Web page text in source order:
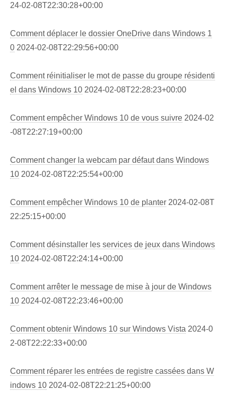
24-02-08T22:30:28+00:00
Comment déplacer le dossier OneDrive dans Windows 1
0 2024-02-08T22:29:56+00:00
Comment réinitialiser le mot de passe du groupe résidenti
el dans Windows 10 2024-02-08T22:28:23+00:00
Comment empêcher Windows 10 de vous suivre 2024-02
-08T22:27:19+00:00
Comment changer la webcam par défaut dans Windows
10 2024-02-08T22:25:54+00:00
Comment empêcher Windows 10 de planter 2024-02-08T
22:25:15+00:00
Comment désinstaller les services de jeux dans Windows
10 2024-02-08T22:24:14+00:00
Comment arrêter le message de mise à jour de Windows
10 2024-02-08T22:23:46+00:00
Comment obtenir Windows 10 sur Windows Vista 2024-0
2-08T22:22:33+00:00
Comment réparer les entrées de registre cassées dans W
indows 10 2024-02-08T22:21:25+00:00